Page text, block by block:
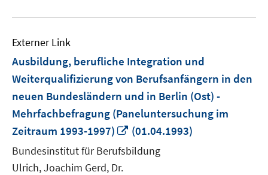
Externer Link
Ausbildung, berufliche Integration und
Weiterqualifizierung von Berufsanfängern in den
neuen Bundesländern und in Berlin (Ost) -
Mehrfachbefragung (Paneluntersuchung im
Zeitraum 1993-1997)
In
neuem
Fenster
(01.04.1993)
Bundesinstitut für Berufsbildung
Ulrich, Joachim Gerd, Dr.